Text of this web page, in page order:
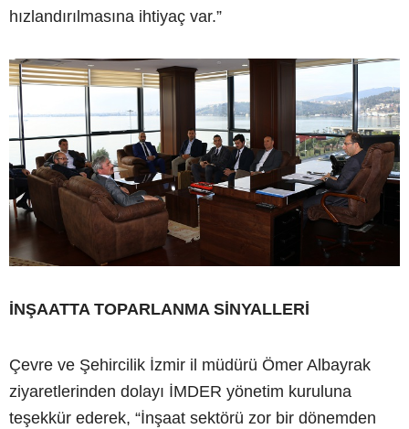
hızlandırılmasına ihtiyaç var.”
İNŞAATTA TOPARLANMA SİNYALLERİ
Çevre ve Şehircilik İzmir il müdürü Ömer Albayrak
ziyaretlerinden dolayı İMDER yönetim kuruluna
teşekkür ederek, “İnşaat sektörü zor bir dönemden